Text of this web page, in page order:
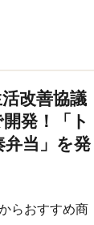
改善協議
発！「ト
当」を発
らおすすめ商